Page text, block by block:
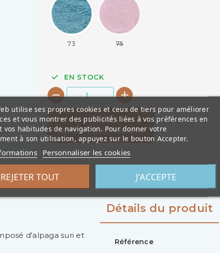
73 75
EN STOCK
7,95 €
AJOUTER AU PANIER
d'alpaga suri et
Détails du produit
Référence
utilise ses propres cookies et ceux de tiers pour améliorer
et vous montrer des publicités liées à vos préférences en
vos habitudes de navigation. Pour donner votre
à son utilisation, appuyez sur le bouton Accepter.
Personnaliser les cookies
REJETER TOUT J'ACCEPTE